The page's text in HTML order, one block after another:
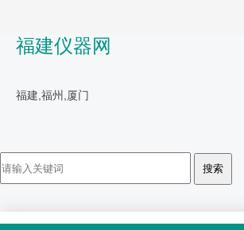
福建仪器网
福建,福州,厦门